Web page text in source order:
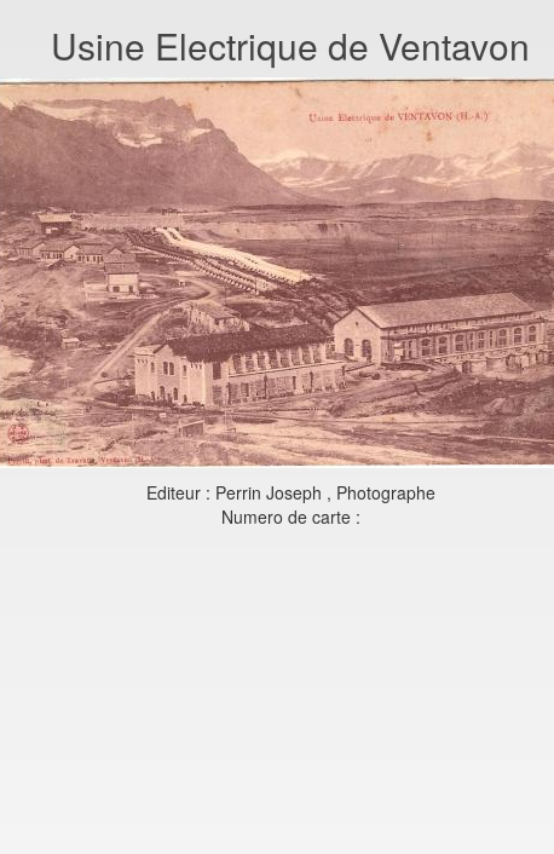
Usine Electrique de Ventavon
Editeur : Perrin Joseph , Photographe
Numero de carte :